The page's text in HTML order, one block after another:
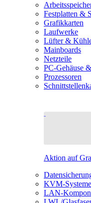
Festplatten &
Grafikkarten
Laufwerke
Lüfter &
Mainboards
Netzteile
PC-Gehäuse
Prozessoren
Aktion auf
KVM-Systeme
LAN-